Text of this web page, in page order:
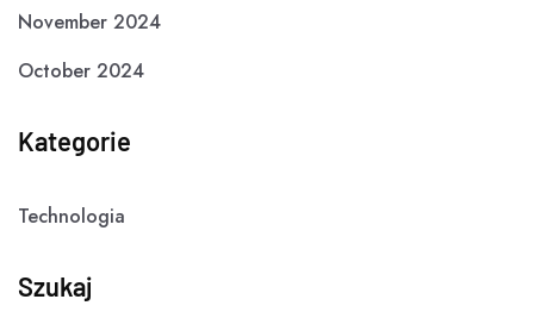
November 2024
October 2024
Kategorie
Technologia
Szukaj